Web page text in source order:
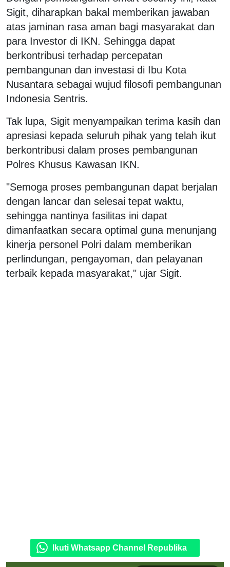
Sigit, diharapkan bakal memberikan jawaban
atas jaminan rasa aman bagi masyarakat dan
para Investor di IKN. Sehingga dapat
berkontribusi terhadap percepatan
pembangunan dan investasi di Ibu Kota
Nusantara sebagai wujud filosofi pembangunan
Indonesia Sentris.
Tak lupa, Sigit menyampaikan terima kasih dan
apresiasi kepada seluruh pihak yang telah ikut
berkontribusi dalam proses pembangunan
Polres Khusus Kawasan IKN.
"Semoga proses pembangunan dapat berjalan
dengan lancar dan selesai tepat waktu,
sehingga nantinya fasilitas ini dapat
dimanfaatkan secara optimal guna menunjang
kinerja personel Polri dalam memberikan
perlindungan, pengayoman, dan pelayanan
terbaik kepada masyarakat," ujar Sigit.
Ikuti Whatsapp Channel Republika